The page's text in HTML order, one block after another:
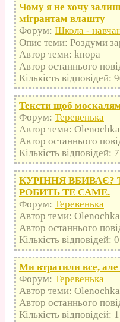
Чому я не хочу
мігрантам влашту
Форум: Школа -
Опис теми: Роздуми
Автор теми: knopa
Автор останнього
Кількість відповідей:
Тексти щоб
Форум: Теревенька
Автор теми: Olenochka
Автор останнього
Кількість відповідей: 7
КУРІННЯ ВБИВАЄ?
РОБИТЬ ТЕ САМЕ.
Форум: Теревенька
Автор теми: Olenochka
Автор останнього
Кількість відповідей: 0
Ми втратили все, але
Форум: Теревенька
Автор теми: Olenochka
Автор останнього
Кількість відповідей: 1